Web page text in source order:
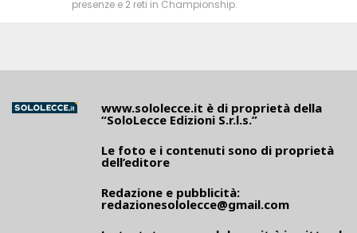
presenze e 2 reti in Championship.
www.sololecce.it è di proprietà della
“SoloLecce Edizioni S.r.l.s.”
Le foto e i contenuti sono di proprietà
dell’editore
Redazione e pubblicità:
redazionesololecce@gmail.com